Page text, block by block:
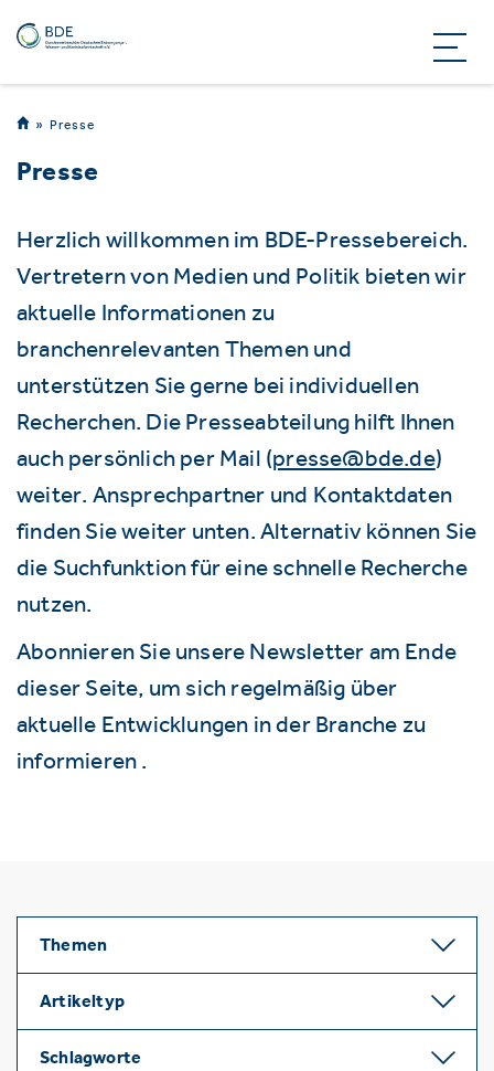
Presse
Presse
Herzlich willkommen im BDE-Pressebereich.
Vertretern von Medien und Politik bieten wir
aktuelle Informationen zu
branchenrelevanten Themen und
unterstützen Sie gerne bei individuellen
Recherchen. Die Presseabteilung hilft Ihnen
auch persönlich per Mail (presse@bde.de)
weiter. Ansprechpartner und Kontaktdaten
finden Sie weiter unten. Alternativ können Sie
die Suchfunktion für eine schnelle Recherche
nutzen.
Abonnieren Sie unsere Newsletter am Ende
dieser Seite, um sich regelmäßig über
aktuelle Entwicklungen in der Branche zu
informieren .
Themen
Artikeltyp
Schlagworte